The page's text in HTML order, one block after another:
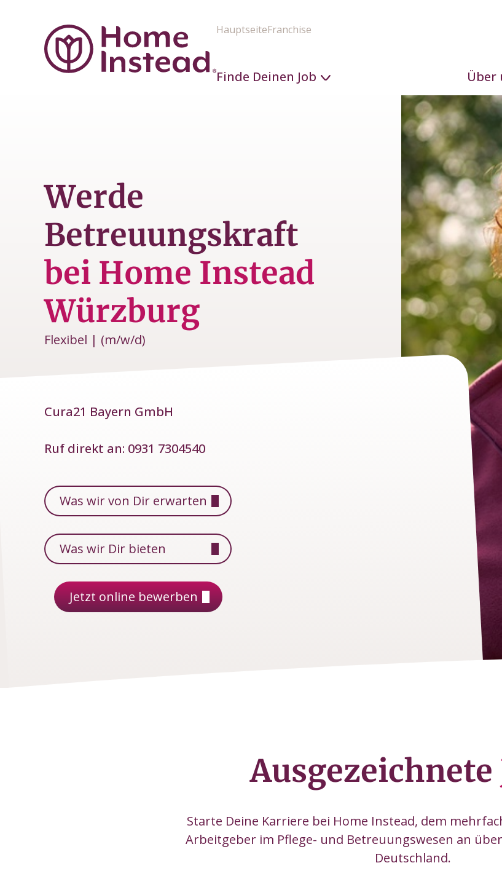
HauptseiteFranchise
Finde Deinen Job Über
Werde
Betreuungskraft
bei Home Instead
Würzburg
Flexibel | (m/w/d)
Cura21 Bayern GmbH
Ruf direkt an: 0931 7304540
Was wir von Dir erwarten
Was wir Dir bieten
Jetzt online bewerben
Ausgezeichnete
Starte Deine Karriere bei Home Instead, dem
Arbeitgeber im Pflege- und Betreuungswesen an
Deutschland.